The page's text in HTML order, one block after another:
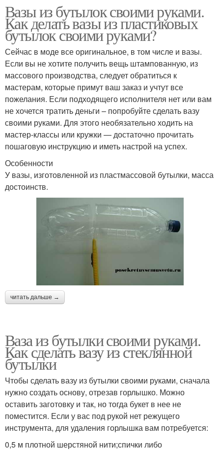
Вазы из бутылок своими руками.
Как делать вазы из пластиковых
бутылок своими руками?
Сейчас в моде все оригинальное, в том числе и вазы.
Если вы не хотите получить вещь штампованную, из
массового производства, следует обратиться к
мастерам, которые примут ваш заказ и учтут все
пожелания. Если подходящего исполнителя нет или вам
не хочется тратить деньги – попробуйте сделать вазу
своими руками. Для этого необязательно ходить на
мастер-классы или кружки — достаточно прочитать
пошаговую инструкцию и иметь настрой на успех.
Особенности
У вазы, изготовленной из пластмассовой бутылки, масса
достоинств.
читать дальше →
Ваза из бутылки своими руками.
Как сделать вазу из стеклянной
бутылки
Чтобы сделать вазу из бутылки своими руками, сначала
нужно создать основу, отрезав горлышко. Можно
оставить заготовку и так, но тогда букет в нее не
поместится. Если у вас под рукой нет режущего
инструмента, для удаления горлышка вам потребуется:
0,5 м плотной шерстяной нити;спички либо